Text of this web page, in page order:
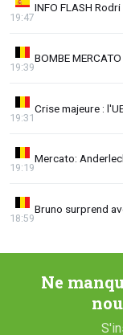
INFO FLASH
19:47
BOMBE
19:39
Crise majeure :
19:31
Mercato:
19:19
Bruno surprend
18:59
Ne